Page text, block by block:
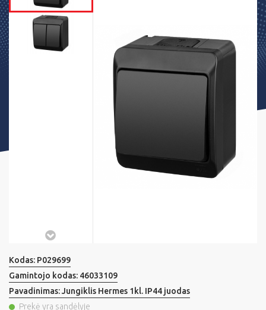
Kodas: P029699
Gamintojo kodas: 46033109
Pavadinimas:Jungiklis Hermes 1kl. IP44 juodas
Prekė yra sandėlyje